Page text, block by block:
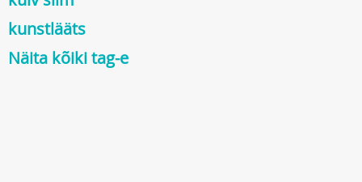
kunstlääts
Näita kõiki tag-e